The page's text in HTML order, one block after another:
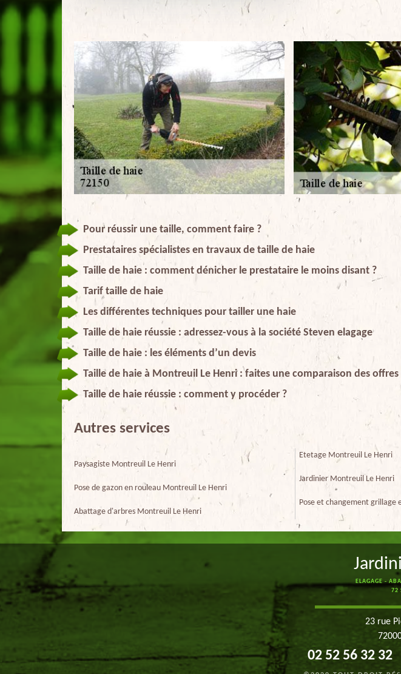
Pour réussir une taille, comment faire ?
Prestataires spécialistes en travaux de taille de haie
Taille de haie : comment dénicher le prestataire le moins disant ?
Tarif taille de haie
Les différentes techniques pour tailler une haie
Taille de haie réussie : adressez-vous à la société Steven elagage
Taille de haie : les éléments d’un devis
Taille de haie à Montreuil Le Henri : faites une comparaison des offres
Taille de haie réussie : comment y procéder ?
Autres services
Paysagiste Montreuil Le Henri
Pose de gazon en rouleau Montreuil Le Henri
Abattage d'arbres Montreuil Le Henri
Etetage Montreuil Le Henri
Jardinier Montreuil Le Henri
Pose et changement
ELAGAGE -
72
23 rue
02 52 56 32 32